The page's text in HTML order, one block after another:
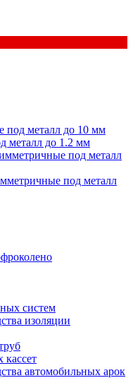
под металл до 10 мм
металл до 1.2 мм
под металл
под металл
систем
изоляции
автомобильных арок